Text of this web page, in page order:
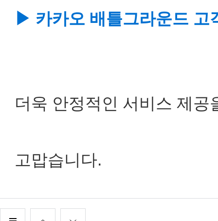
▶ 카카오 배틀그라운드 고
더욱 안정적인 서비스 제
고맙습니다.